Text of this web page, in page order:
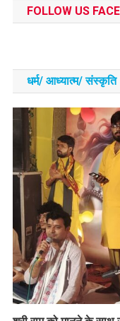
FOLLOW US
धर्म/ आध्‍यात्‍म/ संस्‍कृति